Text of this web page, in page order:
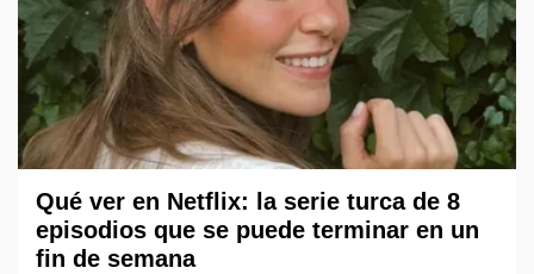
Qué ver en Netflix: la serie turca de 8
episodios que se puede terminar en un
fin de semana